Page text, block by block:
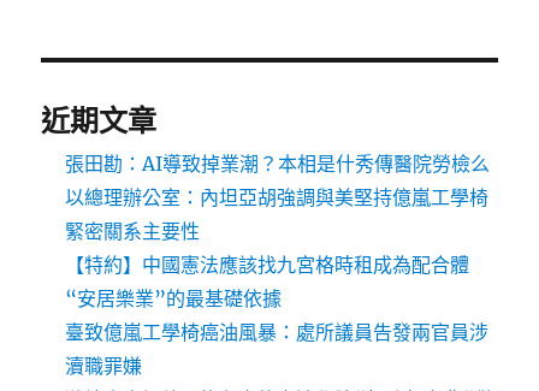
近期文章
張田勘：AI導致掉業潮？本相是什秀傳醫院勞檢么
以總理辦公室：內坦亞胡強調與美堅持億嵐工學椅
緊密關系主要性
【特約】中國憲法應該找九宮格時租成為配合體
“安居樂業”的最基礎依據
臺致億嵐工學椅癌油風暴：處所議員告發兩官員涉
瀆職罪嫌